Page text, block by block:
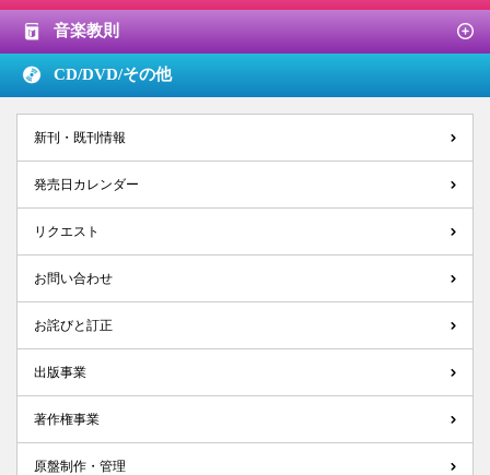
音楽教則
CD/DVD/その他
新刊・既刊情報
発売日カレンダー
リクエスト
お問い合わせ
お詫びと訂正
出版事業
著作権事業
原盤制作・管理